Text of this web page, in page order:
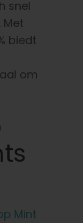
snel
biedt
om
Mint